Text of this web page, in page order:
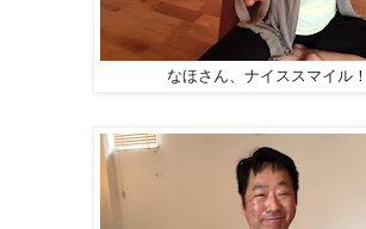
なほさん、ナイススマイル！